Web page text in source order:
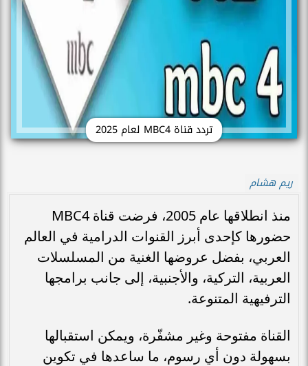
تردد قناة MBC4 لعام 2025
ريم هشام
منذ انطلاقها عام 2005، فرضت قناة MBC4
حضورها كإحدى أبرز القنوات الدرامية في العالم
العربي، بفضل عروضها الغنية من المسلسلات
العربية، التركية، والأجنبية، إلى جانب برامجها
الترفيهية المتنوعة.
القناة مفتوحة وغير مشفّرة، ويمكن استقبالها
بسهولة دون أي رسوم، ما ساعدها في تكوين